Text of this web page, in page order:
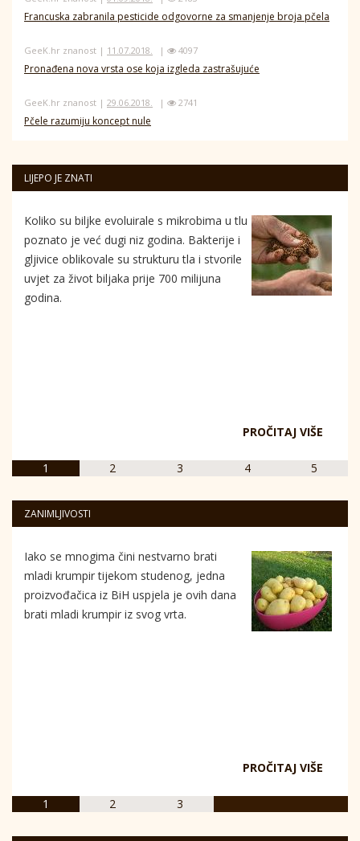
Francuska zabranila pesticide odgovorne za smanjenje broja pčela
GeeK.hr znanost | 11.07.2018. | 4097
Pronađena nova vrsta ose koja izgleda zastrašujuće
GeeK.hr znanost | 29.06.2018. | 2741
Pčele razumiju koncept nule
LIJEPO JE ZNATI
Koliko su biljke evoluirale s mikrobima u tlu
poznato je već dugi niz godina. Bakterije i
gljivice oblikovale su strukturu tla i stvorile
uvjet za život biljaka prije 700 milijuna
godina.
PROČITAJ VIŠE
1 2 3 4 5
ZANIMLJIVOSTI
Iako se mnogima čini nestvarno brati
mladi krumpir tijekom studenog, jedna
proizvođačica iz BiH uspjela je ovih dana
brati mladi krumpir iz svog vrta.
PROČITAJ VIŠE
1 2 3